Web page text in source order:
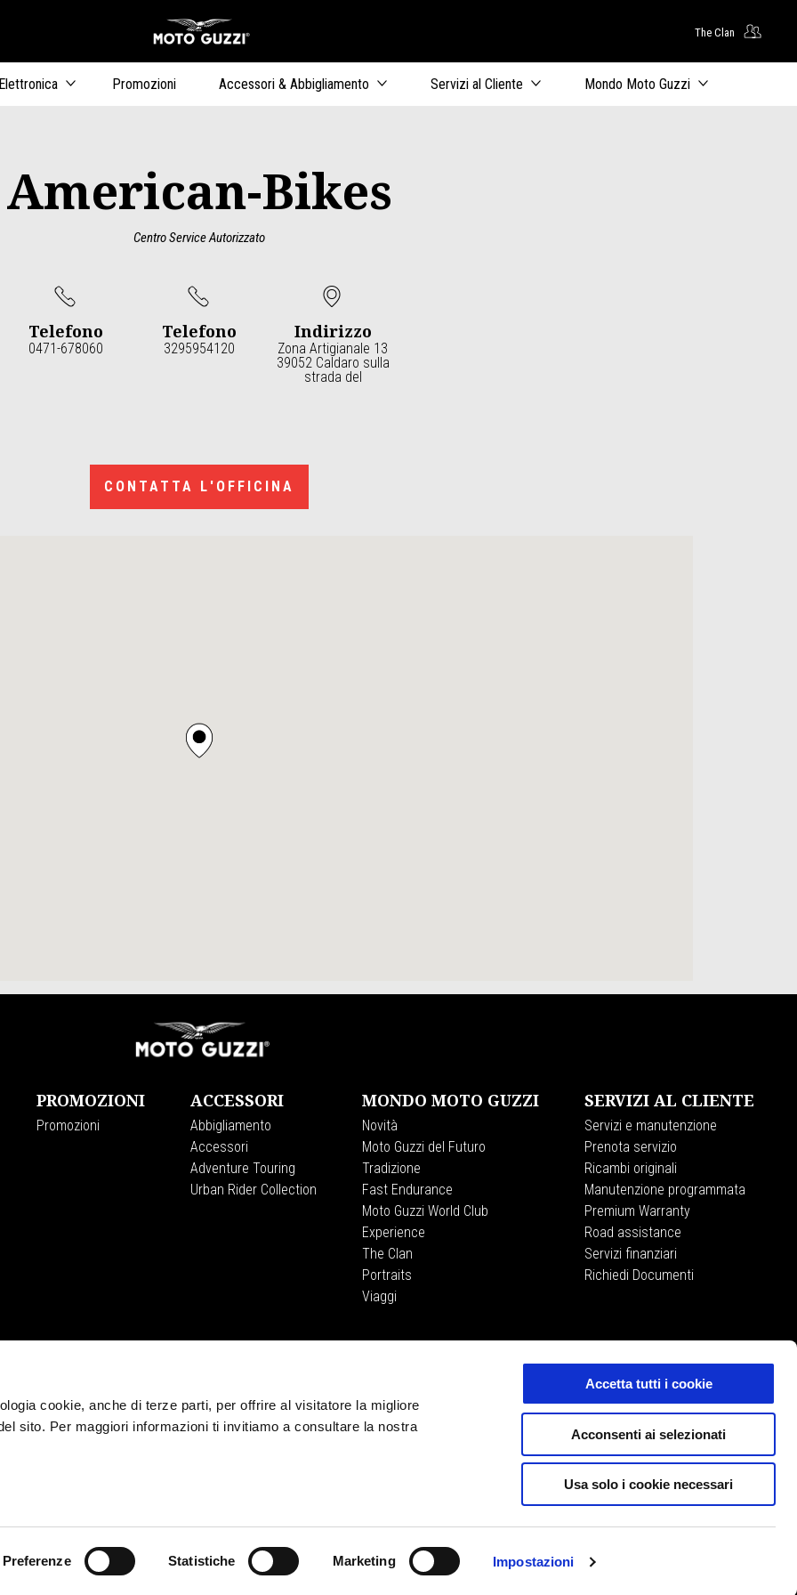
cookie, anche di terze parti, per offrire al visitatore la migliore
sito. Per maggiori informazioni ti invitiamo a consultare la nostra
Preferenze Statistiche Marketing Impostazioni
Accetta tutti i cookie
Acconsenti ai selezionati
Usa solo i cookie necessari
The Clan
Promozioni Accessori & Abbigliamento Servizi al Cliente Mondo Moto Guzzi
American-Bikes
Centro Service Autorizzato
Telefono
0471-678060
Telefono
3295954120
Indirizzo
Zona Artigianale 13
39052 Caldaro sulla
strada del
CONTATTA L'OFFICINA
PROMOZIONI
Promozioni
ACCESSORI
Abbigliamento
Accessori
Adventure Touring
Urban Rider Collection
MONDO MOTO GUZZI
Novità
Moto Guzzi del Futuro
Tradizione
Fast Endurance
Moto Guzzi World Club
Experience
The Clan
Portraits
Viaggi
SERVIZI AL CLIENTE
Servizi e manutenzione
Prenota servizio
Ricambi originali
Manutenzione programmata
Premium Warranty
Road assistance
Servizi finanziari
Richiedi Documenti
Piaggio Group
Museo Moto Guzzi
MOTO GUZZI STORE
SELEZIONA IL TUO SITO WEB LOCALE IT
© Piaggio & C spa - Tutti i diritti riservati - P. IVA 01551260506